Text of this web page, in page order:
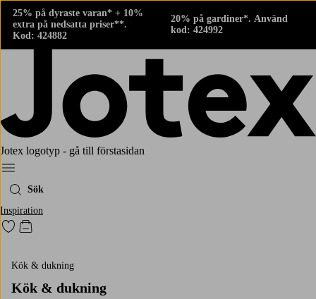
25% på dyraste varan* + 10%
extra på nedsatta priser**.
Kod: 424882
20% på gardiner*. Använd
kod: 424992
Jotex logotyp - gå till förstasidan
Meny
Sök
Inspiration
Gå till favoritmarkerade produkter
Gå till kundvagnen
Kök & dukning
Kök & dukning